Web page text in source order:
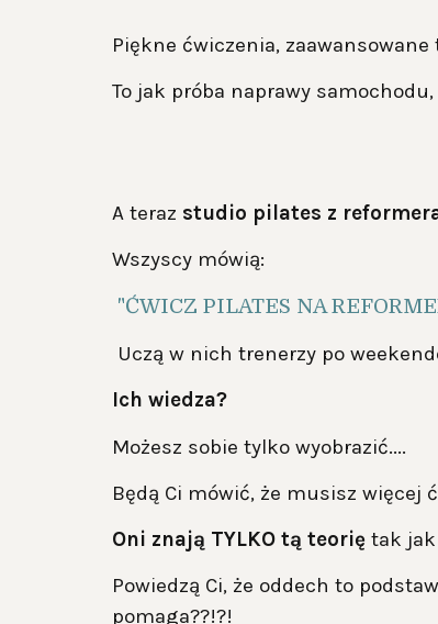
Piękne ćwiczenia,
To jak próba naprawy
A teraz studio pilates z
Wszyscy mówią:
"ĆWICZ PILATES NA
Uczą w nich trenerzy po
Ich wiedza?
Możesz sobie tylko wyobrazić....
Będą Ci mówić, że musisz więcej
Oni znają TYLKO tą teorię tak
Powiedzą Ci, że oddech to
pomaga??!?!